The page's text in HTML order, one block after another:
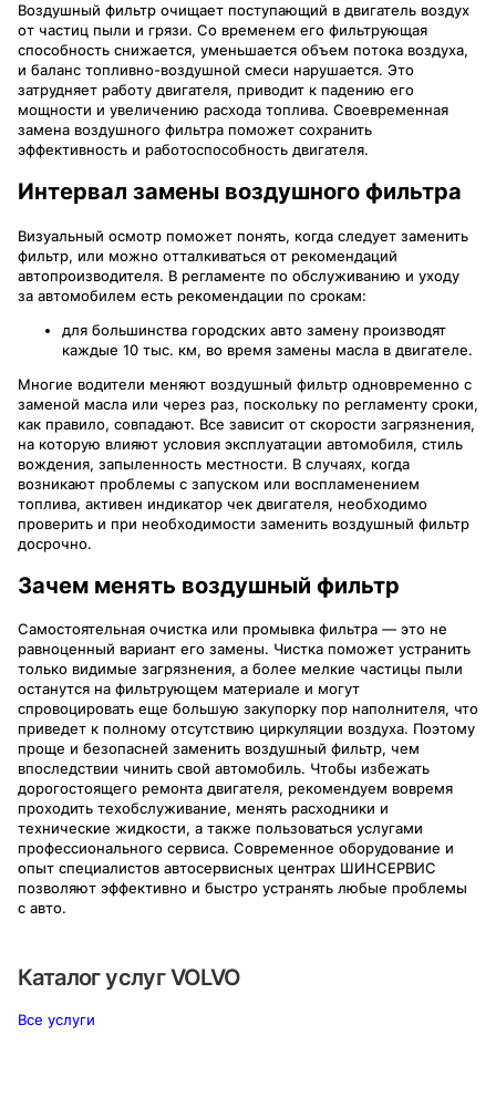
Воздушный фильтр очищает поступающий в двигатель воздух
от частиц пыли и грязи. Со временем его фильтрующая
способность снижается, уменьшается объем потока воздуха,
и баланс топливно-воздушной смеси нарушается. Это
затрудняет работу двигателя, приводит к падению его
мощности и увеличению расхода топлива. Своевременная
замена воздушного фильтра поможет сохранить
эффективность и работоспособность двигателя.
Интервал замены воздушного фильтра
Визуальный осмотр поможет понять, когда следует заменить
фильтр, или можно отталкиваться от рекомендаций
автопроизводителя. В регламенте по обслуживанию и уходу
за автомобилем есть рекомендации по срокам:
для большинства городских авто замену производят
каждые 10 тыс. км, во время замены масла в двигателе.
Многие водители меняют воздушный фильтр одновременно с
заменой масла или через раз, поскольку по регламенту сроки,
как правило, совпадают. Все зависит от скорости загрязнения,
на которую влияют условия эксплуатации автомобиля, стиль
вождения, запыленность местности. В случаях, когда
возникают проблемы с запуском или воспламенением
топлива, активен индикатор чек двигателя, необходимо
проверить и при необходимости заменить воздушный фильтр
досрочно.
Зачем менять воздушный фильтр
Самостоятельная очистка или промывка фильтра — это не
равноценный вариант его замены. Чистка поможет устранить
только видимые загрязнения, а более мелкие частицы пыли
останутся на фильтрующем материале и могут
спровоцировать еще большую закупорку пор наполнителя, что
приведет к полному отсутствию циркуляции воздуха. Поэтому
проще и безопасней заменить воздушный фильтр, чем
впоследствии чинить свой автомобиль. Чтобы избежать
дорогостоящего ремонта двигателя, рекомендуем вовремя
проходить техобслуживание, менять расходники и
технические жидкости, а также пользоваться услугами
профессионального сервиса. Современное оборудование и
опыт специалистов автосервисных центрах ШИНСЕРВИС
позволяют эффективно и быстро устранять любые проблемы
с авто.
Каталог услугVOLVO
Все услуги